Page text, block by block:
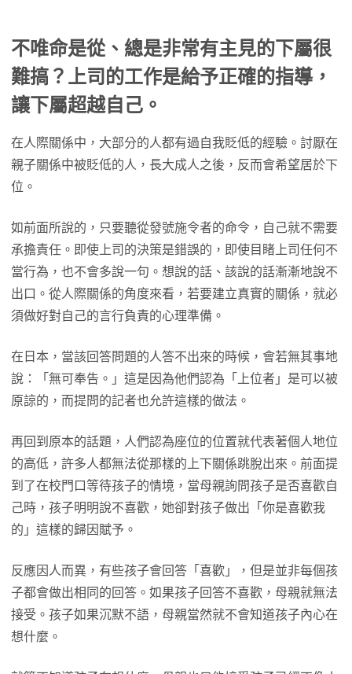
不唯命是從、總是非常有主見的下屬很
難搞？上司的工作是給予正確的指導，
讓下屬超越自己。
在人際關係中，大部分的人都有過自我貶低的經驗。討厭在
親子關係中被貶低的人，長大成人之後，反而會希望居於下
位。
如前面所說的，只要聽從發號施令者的命令，自己就不需要
承擔責任。即使上司的決策是錯誤的，即使目睹上司任何不
當行為，也不會多說一句。想說的話、該說的話漸漸地說不
出口。從人際關係的角度來看，若要建立真實的關係，就必
須做好對自己的言行負責的心理準備。
在日本，當該回答問題的人答不出來的時候，會若無其事地
說：「無可奉告。」這是因為他們認為「上位者」是可以被
原諒的，而提問的記者也允許這樣的做法。
再回到原本的話題，人們認為座位的位置就代表著個人地位
的高低，許多人都無法從那樣的上下關係跳脫出來。前面提
到了在校門口等待孩子的情境，當母親詢問孩子是否喜歡自
己時，孩子明明說不喜歡，她卻對孩子做出「你是喜歡我
的」這樣的歸因賦予。
反應因人而異，有些孩子會回答「喜歡」，但是並非每個孩
子都會做出相同的回答。如果孩子回答不喜歡，母親就無法
接受。孩子如果沉默不語，母親當然就不會知道孩子內心在
想什麼。